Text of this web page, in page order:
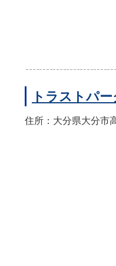
トラストパ
住所：大分県大分市